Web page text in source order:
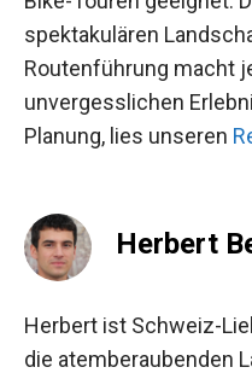
spektakulären
Routenführung macht
unvergesslichen
Planung, lies unseren
Herbert
Herbert ist Schweiz-
die atemberaubenden